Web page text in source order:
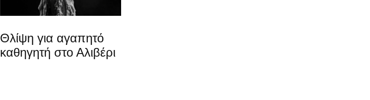
Θλίψη για αγαπητό
καθηγητή στο Αλιβέρι